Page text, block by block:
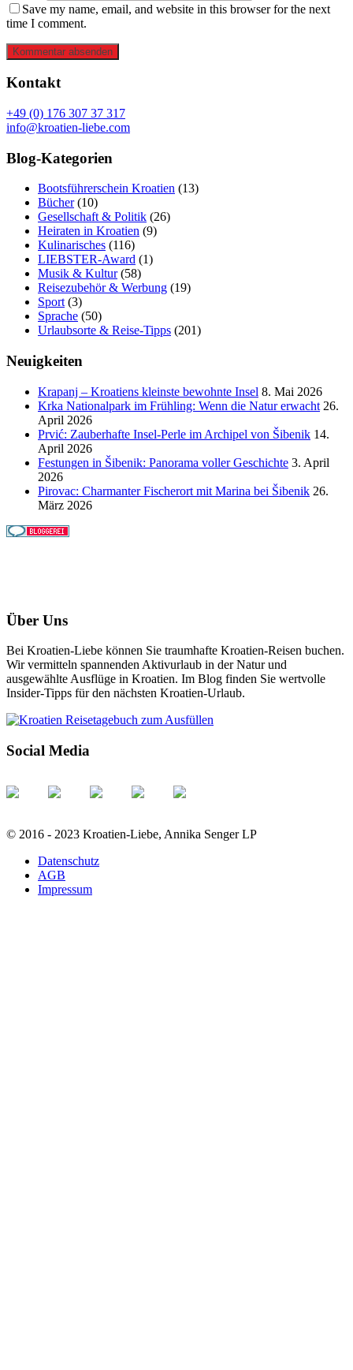
Save my name, email, and website in this browser for the next
time I comment.
Kommentar absenden
Kontakt
+49 (0) 176 307 37 317
info@kroatien-liebe.com
Blog-Kategorien
Bootsführerschein Kroatien (13)
Bücher(10)
Gesellschaft & Politik (26)
Heiraten in Kroatien (9)
Kulinarisches (116)
LIEBSTER-Award (1)
Musik & Kultur(58)
Reisezubehör & Werbung (19)
Sport(3)
Sprache (50)
Urlaubsorte & Reise-Tipps (201)
Neuigkeiten
Krapanj – Kroatiens kleinste bewohnte Insel 8. Mai 2026
Krka Nationalpark im Frühling: Wenn die Natur erwacht 26.
April 2026
Prvić: Zauberhafte Insel-Perle im Archipel von Šibenik 14.
April 2026
Festungen in Šibenik: Panorama voller Geschichte 3. April
2026
Pirovac: Charmanter Fischerort mit Marina bei Šibenik 26.
März 2026
Über Uns
Bei Kroatien-Liebe können Sie traumhafte Kroatien-Reisen buchen.
Wir vermitteln spannenden Aktivurlaub in der Natur und
ausgewählte Ausflüge in Kroatien. Im Blog finden Sie wertvolle
Insider-Tipps für den nächsten Kroatien-Urlaub.
Social Media
© 2016 - 2023 Kroatien-Liebe, Annika Senger LP
Datenschutz
AGB
Impressum